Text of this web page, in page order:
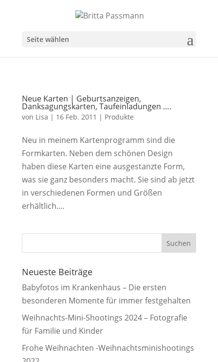
Seite wählen
Neue Karten | Geburtsanzeigen,
Danksagungskarten, Taufeinladungen ….
von Lisa | 16 Feb. 2011 | Produkte
Neu in meinem Kartenprogramm sind die
Formkarten. Neben dem schönen Design
haben diese Karten eine ausgestanzte Form,
was sie ganz besonders macht. Sie sind ab jetzt
in verschiedenen Formen und Größen
erhältlich....
Neueste Beiträge
Babyfotos im Krankenhaus – Die ersten
besonderen Momente für immer festgehalten
Weihnachts-Mini-Shootings 2024 – Fotografie
für Familie und Kinder
Frohe Weihnachten -Weihnachtsminishootings